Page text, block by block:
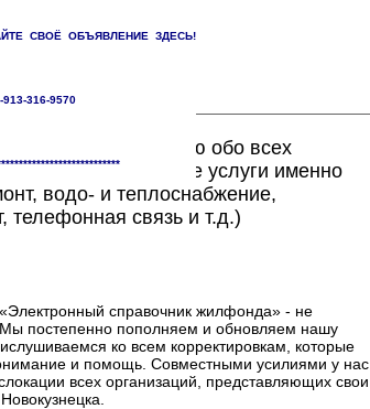
СВОЁ ОБЪЯВЛЕНИЕ ЗДЕСЬ!
316-9570
информацию обо всех
коммунальные услуги именно
водо- и теплоснабжение,
телефонная связь и т.д.)
справочник жилфонда» - не
постепенно пополняем и обновляем нашу
ко всем корректировкам, которые
и помощь. Совместными усилиями у нас
всех организаций, представляющих свои